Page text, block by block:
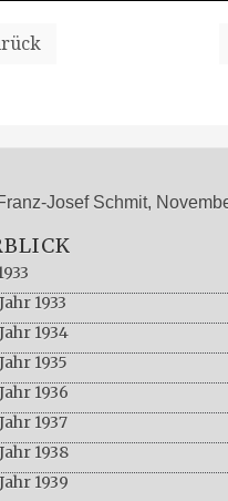
Josef Schmit,
1933
1934
1935
1936
1937
1938
1939